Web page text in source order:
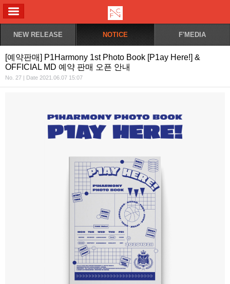
NEW RELEASE NOTICE F'MEDIA
[예약판매] P1Harmony 1st Photo Book [P1ay Here!] &
OFFICIAL MD 예약 판매 오픈 안내
No. 27 | Date 2021.06.07 15:07